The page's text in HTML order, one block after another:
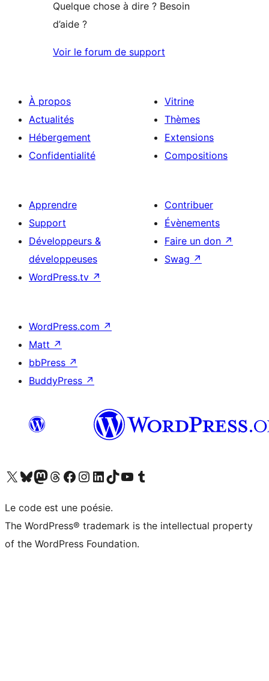
Quelque chose à dire ? Besoin
d’aide ?
Voir le forum de support
À propos
Actualités
Hébergement
Confidentialité
Vitrine
Thèmes
Extensions
Compositions
Apprendre
Support
Développeurs &
développeuses
WordPress.tv ↗
Contribuer
Évènements
Faire un don ↗
Swag ↗
WordPress.com ↗
Matt ↗
bbPress ↗
BuddyPress ↗
Visitez notre compte X (précédemment Twitter)
Visiter notre compte Bluesky
Visiter notre compte Mastodon
Visiter notre compte Threads
Consulter notre compte Facebook
Consulter notre compte Instagram
Consulter notre compte LinkedIn
Visiter notre compte TokTok
Visiter notre chaîne YouTube
Visiter notre compte Tumblr
Le code est une poésie.
The WordPress® trademark is the intellectual property
of the WordPress Foundation.